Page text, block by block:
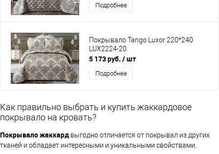
Подробнее
Покрывало Tango Luxor 220*240
LUX2224-20
5 173 руб. / шт
Подробнее
Как правильно выбрать и купить жаккардовое
покрывало на кровать?
Покрывало жаккард выгодно отличается от покрывал из других
тканей и обладает интересными и уникальными свойствами.